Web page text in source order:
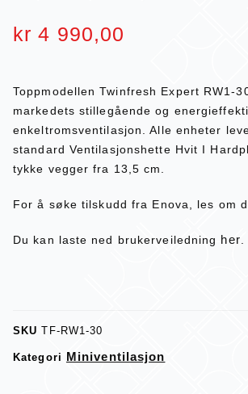
kr 4 990,00
Toppmodellen Twinfresh Expert RW1-
markedets stillegående og
enkeltromsventilasjon. Alle enheter
standard Ventilasjonshette Hvit I
tykke vegger fra 13,5 cm.
For å søke tilskudd fra Enova, les om
Du kan laste ned brukerveiledning her
SKUTF-RW1-30
Kategori Miniventilasjon